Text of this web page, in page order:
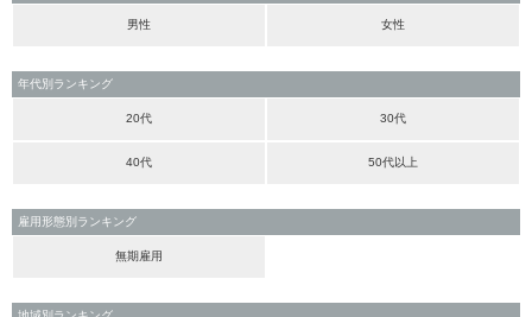
男性 女性
年代別ランキング
20代 30代
40代 50代以上
雇用形態別ランキング
無期雇用